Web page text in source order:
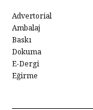
Advertorial
Ambalaj
Baskı
Dokuma
E-Dergi
Eğirme